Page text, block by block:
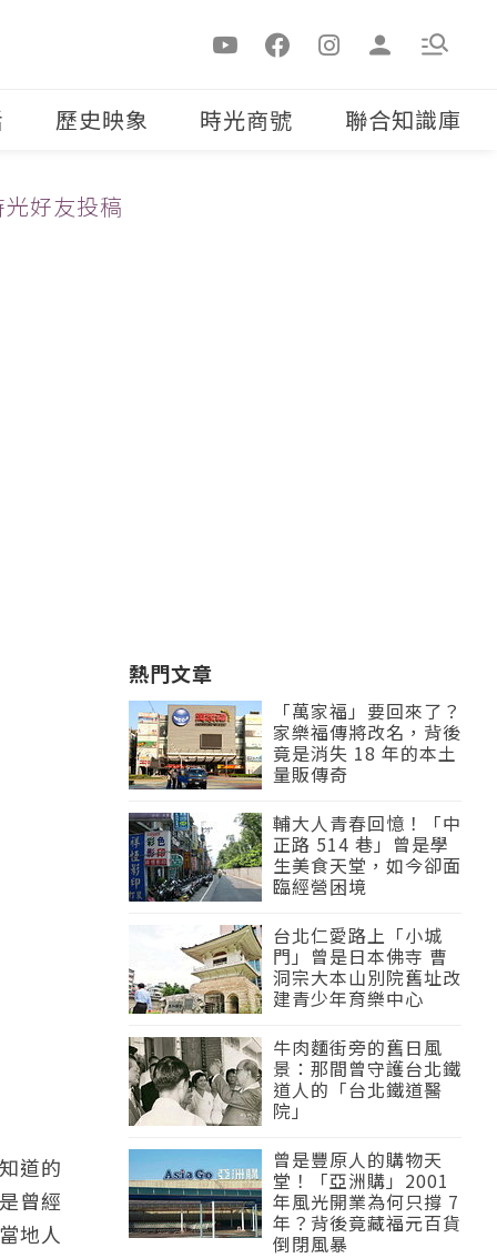
歷史映象 時光商號 聯合知識庫
光好友投稿
道的
曾經
地人
熱門文章
「萬家福」要回來了？
家樂福傳將改名，背後
竟是消失 18 年的本土
量販傳奇
輔大人青春回憶！「中
正路 514 巷」曾是學
生美食天堂，如今卻面
臨經營困境
台北仁愛路上「小城
門」曾是日本佛寺 曹
洞宗大本山別院舊址改
建青少年育樂中心
牛肉麵街旁的舊日風
景：那間曾守護台北鐵
道人的「台北鐵道醫
院」
曾是豐原人的購物天
堂！「亞洲購」2001
年風光開業為何只撐 7
年？背後竟藏福元百貨
倒閉風暴